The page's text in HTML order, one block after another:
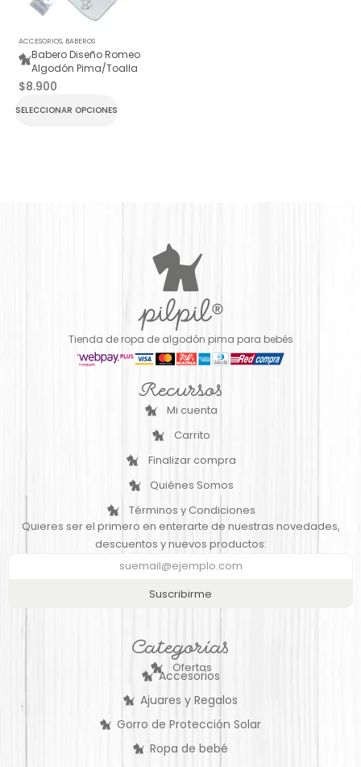
ACCESORIOS, BABEROS
Babero Diseño Romeo
Algodón Pima/Toalla
$8.900
SELECCIONAR OPCIONES
Tienda de ropa de algodón pima para bebés
Recursos
Mi cuenta
Carrito
Finalizar compra
Quiénes Somos
Términos y Condiciones
Quieres ser el primero en enterarte de nuestras novedades,
descuentos y nuevos productos:
Suscribirme
Categorías
Ofertas
Accesorios
Ajuares y Regalos
Gorro de Protección Solar
Ropa de bebé